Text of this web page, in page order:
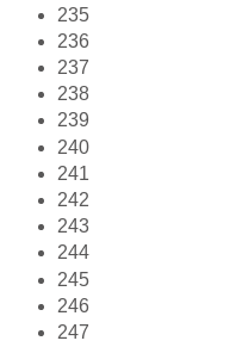
235
236
237
238
239
240
241
242
243
244
245
246
247